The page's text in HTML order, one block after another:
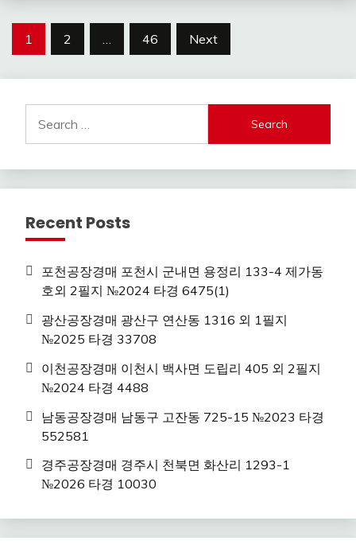
Posts
1 2 … 46 Next
for:
Recent Posts
포천공장경매 포천시 군내면 용정리 133-4 제가동
호외 2필지 №2024 타경 6475(1)
광산공장경매 광산구 연산동 1316 외 1필지
№2025 타경 33708
이천공장경매 이천시 백사면 도립리 405 외 2필지
№2024 타경 4488
남동공장경매 남동구 고잔동 725-15 №2023 타경
552581
경주공장경매 경주시 천북면 화산리 1293-1
№2026 타경 10030